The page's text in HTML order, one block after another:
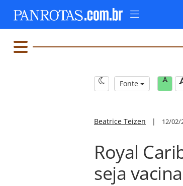
Fonte
Beatrice Teizen | 12/02/
Royal
seja